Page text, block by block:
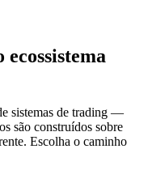
sistemas de trading —
são construídos sobre
Escolha o caminho